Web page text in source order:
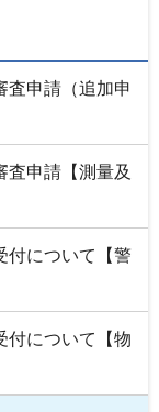
査申請（追加申
査申請【測量及
付について【警
付について【物